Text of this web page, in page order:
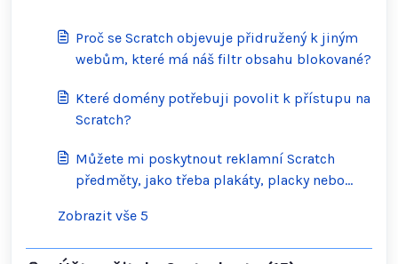
Proč se Scratch objevuje přidružený k jiným
webům, které má náš filtr obsahu blokované?
Které domény potřebuji povolit k přístupu na
Scratch?
Můžete mi poskytnout reklamní Scratch
předměty, jako třeba plakáty, placky nebo
Zobrazit vše 5